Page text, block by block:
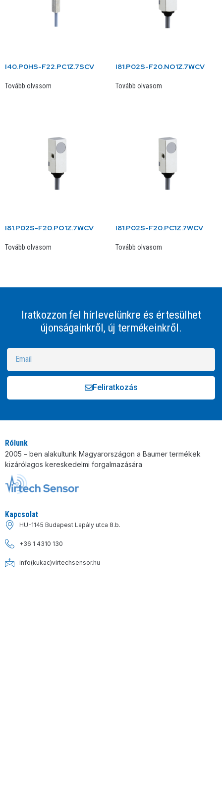
I40.P0HS-F22.PC1Z.7SCV
Tovább olvasom
I81.P02S-F20.NO1Z.7WCV
Tovább olvasom
I81.P02S-F20.PO1Z.7WCV
Tovább olvasom
I81.P02S-F20.PC1Z.7WCV
Tovább olvasom
Iratkozzon fel hírlevelünkre és értesülhet
újonságainkről, új termékeinkről.
Feliratkozás
Rólunk
2005 – ben alakultunk Magyarországon a Baumer termékek
kizárólagos kereskedelmi forgalmazására
Kapcsolat
HU-1145 Budapest Lapály utca 8.b.
+36 1 4310 130
info(kukac)virtechsensor.hu